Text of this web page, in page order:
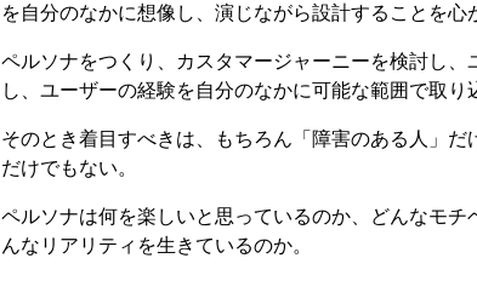
を自分のなかに想像し、演じながら設計することを心
ペルソナをつくり、カスタマージャーニーを検討し、
し、ユーザーの経験を自分のなかに可能な範囲で取り
そのとき着目すべきは、もちろん「障害のある人」だ
だけでもない。
ペルソナは何を楽しいと思っているのか、どんなモ
んなリアリティを生きているのか。